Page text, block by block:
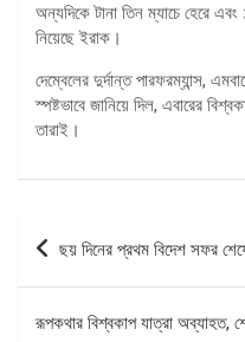
অন্যদিকে টানা তিন ম্যাচে হেরে
নিয়েছে ইরাক।
দেম্বেলের দুর্দান্ত পারফরম্যান্স,
স্পষ্টভাবে জানিয়ে দিল, এবারের
তারাই।
পোস্ট
ন্যাভিগেশন
ছয় দিনের প্রথম বিদেশ সফর
রূপকথার বিশ্বকাপ যাত্রা অব্যাহত,